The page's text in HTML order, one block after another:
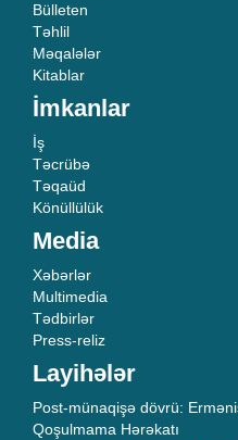
Bülleten
Təhlil
Məqalələr
Kitablar
İmkanlar
İş
Təcrübə
Təqaüd
Könüllülük
Media
Xəbərlər
Multimedia
Tədbirlər
Press-reliz
Layihələr
Post-münaqişə dövrü:
Qoşulmama Hərəkatı